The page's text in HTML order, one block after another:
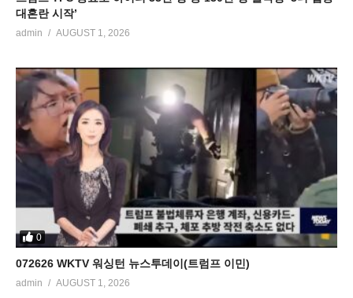
대혼란 시작’
admin AUGUST 1, 2026
0
072626 WKTV 워싱턴 뉴스투데이(트럼프 이민)
admin AUGUST 1, 2026